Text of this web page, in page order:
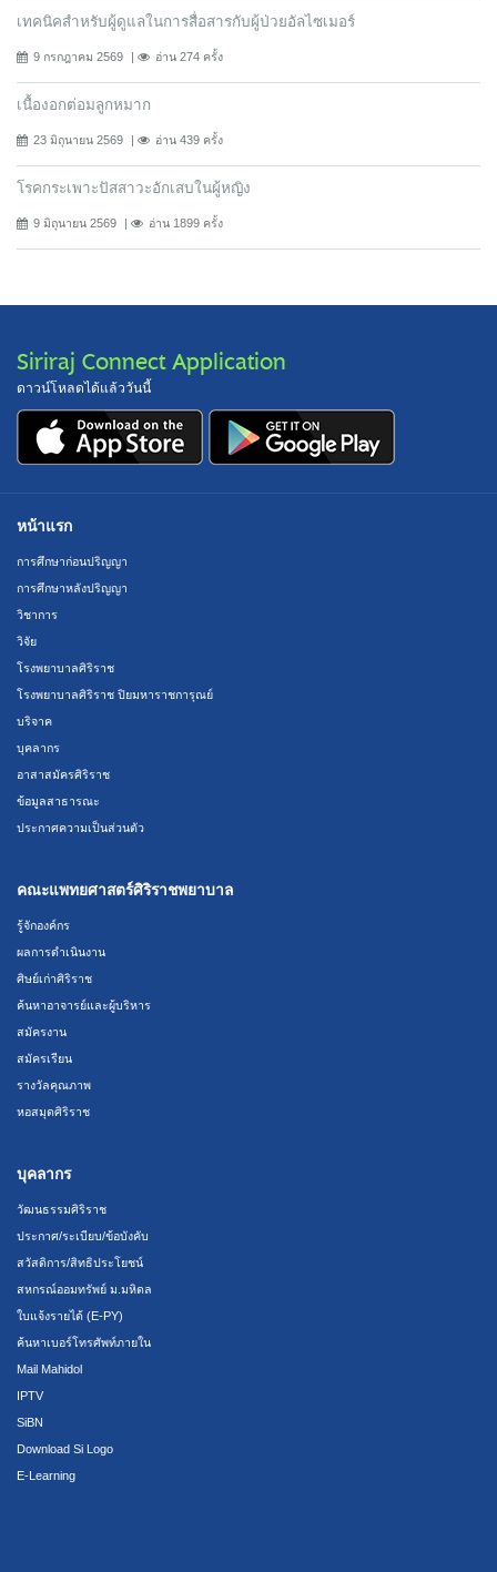
เทคนิคสำหรับผู้ดูแลในการสื่อสารกับผู้ป่วยอัลไซเมอร์
9 กรกฎาคม 2569 อ่าน 274 ครั้ง
เนื้องอกต่อมลูกหมาก
23 มิถุนายน 2569 อ่าน 439 ครั้ง
โรคกระเพาะปัสสาวะอักเสบในผู้หญิง
9 มิถุนายน 2569 อ่าน 1899 ครั้ง
Siriraj Connect Application
ดาวน์โหลดได้แล้ววันนี้
หน้าแรก
การศึกษาก่อนปริญญา
การศึกษาหลังปริญญา
วิชาการ
วิจัย
โรงพยาบาลศิริราช
โรงพยาบาลศิริราช ปิยมหาราชการุณย์
บริจาค
บุคลากร
อาสาสมัครศิริราช
ข้อมูลสาธารณะ
ประกาศความเป็นส่วนตัว
คณะแพทยศาสตร์ศิริราชพยาบาล
รู้จักองค์กร
ผลการดำเนินงาน
ศิษย์เก่าศิริราช
ค้นหาอาจารย์และผู้บริหาร
สมัครงาน
สมัครเรียน
รางวัลคุณภาพ
หอสมุดศิริราช
บุคลากร
วัฒนธรรมศิริราช
ประกาศ/ระเบียบ/ข้อบังคับ
สวัสดิการ/สิทธิประโยชน์
สหกรณ์ออมทรัพย์ ม.มหิดล
ใบแจ้งรายได้ (E-PY)
ค้นหาเบอร์โทรศัพท์ภายใน
Mail Mahidol
IPTV
SiBN
Download Si Logo
E-Learning